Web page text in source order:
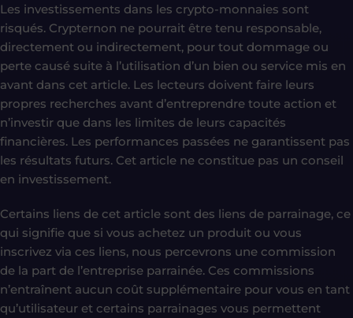
Les investissements dans les crypto-monnaies sont
risqués. Crypternon ne pourrait être tenu responsable,
directement ou indirectement, pour tout dommage ou
perte causé suite à l’utilisation d’un bien ou service mis en
avant dans cet article. Les lecteurs doivent faire leurs
propres recherches avant d’entreprendre toute action et
n’investir que dans les limites de leurs capacités
financières. Les performances passées ne garantissent pas
les résultats futurs. Cet article ne constitue pas un conseil
en investissement.
Certains liens de cet article sont des liens de parrainage, ce
qui signifie que si vous achetez un produit ou vous
inscrivez via ces liens, nous percevrons une commission
de la part de l’entreprise parrainée. Ces commissions
n’entraînent aucun coût supplémentaire pour vous en tant
qu’utilisateur et certains parrainages vous permettent